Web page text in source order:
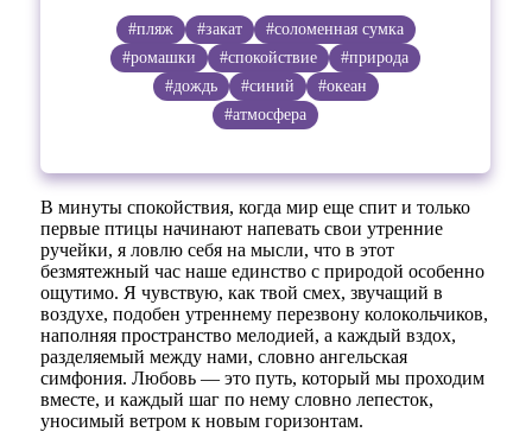
#пляж #закат
#соломенная сумка
#ромашки
#спокойствие
#природа
#дождь
#синий
#океан
#атмосфера
В минуты спокойствия, когда мир еще спит и только
первые птицы начинают напевать свои утренние
ручейки, я ловлю себя на мысли, что в этот
безмятежный час наше единство с природой особенно
ощутимо. Я чувствую, как твой смех, звучащий в
воздухе, подобен утреннему перезвону колокольчиков,
наполняя пространство мелодией, а каждый вздох,
разделяемый между нами, словно ангельская
симфония. Любовь — это путь, который мы проходим
вместе, и каждый шаг по нему словно лепесток,
уносимый ветром к новым горизонтам.